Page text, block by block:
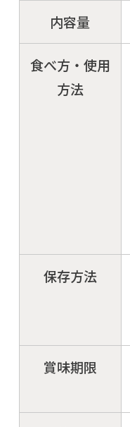
内容量
食べ方・使用
方法
保存方法
賞味期限